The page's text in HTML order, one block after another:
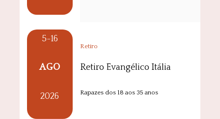
5-16
AGO
2026
Retiro
Retiro Evangélico Itália
Rapazes dos 18 aos 35 anos